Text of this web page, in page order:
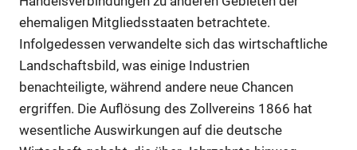
ehemaligen Mitgliedsstaaten betrachtete.
Infolgedessen verwandelte sich das wirtschaftliche
Landschaftsbild, was einige Industrien
benachteiligte, während andere neue Chancen
ergriffen. Die Auflösung des Zollvereins 1866 hat
wesentliche Auswirkungen auf die deutsche